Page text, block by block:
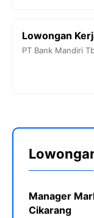
Lowongan
PT Bank Mandiri
Manager
Cikarang